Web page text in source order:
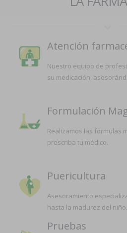
Atención
Nuestro equipo de
su medicación,
Formulación
Realizamos las fórmulas
prescriba tu médico.
Puericultura
Asesoramiento
hasta la madurez del niño.
Pruebas